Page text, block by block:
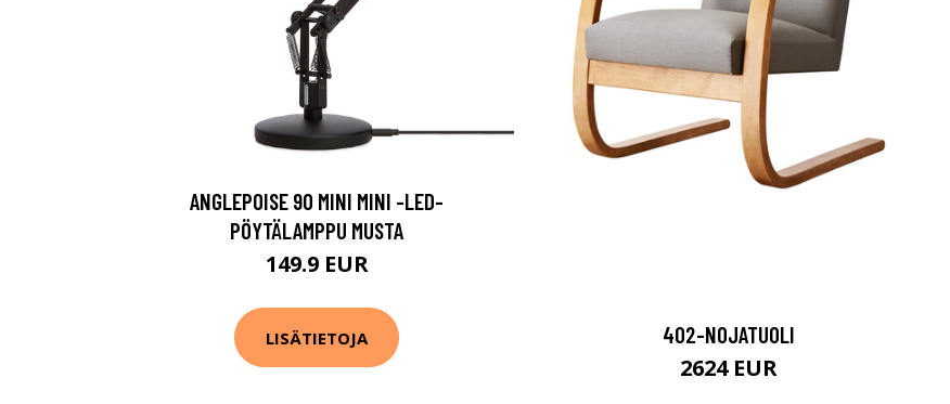
ANGLEPOISE 90 MINI MINI -LED-
PÖYTÄLAMPPU MUSTA
149.9 EUR
LISÄTIETOJA 402-NOJATUOLI
2624 EUR